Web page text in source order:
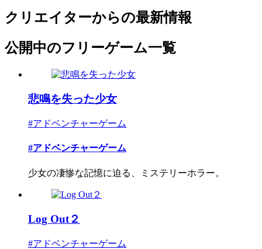
クリエイターからの最新情報
公開中のフリーゲーム一覧
悲鳴を失った少女
#アドベンチャーゲーム
#アドベンチャーゲーム
少女の凄惨な記憶に迫る、ミステリーホラー。
Log Out２
#アドベンチャーゲーム